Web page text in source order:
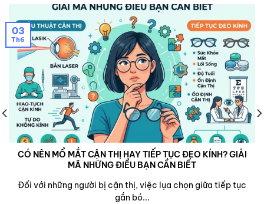
CÓ NÊN MỔ MẮT CẬN THỊ HAY TIẾP TỤC ĐEO KÍNH? GIẢI
MÃ NHỮNG ĐIỀU BẠN CẦN BIẾT
Đối với những người bị cận thị, việc lụa chọn giữa tiếp tục
gắn bó...
03
Th6